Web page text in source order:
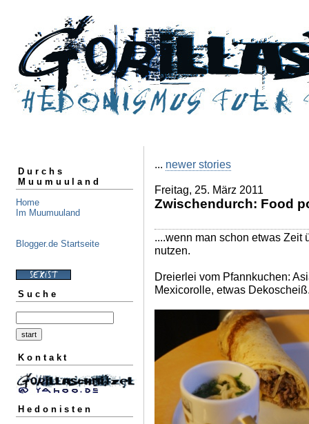
Durchs
Muumuuland
Home
Im Muumuuland
Blogger.de Startseite
Suche
Kontakt
Hedonisten
... newer stories
Freitag, 25. März 2011
Zwischendurch: Food
....wenn man schon etwas Zeit
nutzen.
Dreierlei vom Pfannkuchen:
Mexicorolle, etwas